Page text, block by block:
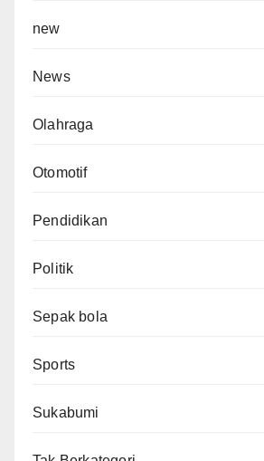
new
News
Olahraga
Otomotif
Pendidikan
Politik
Sepak bola
Sports
Sukabumi